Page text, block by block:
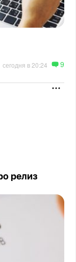
сегодня в 20:24 9
релиз